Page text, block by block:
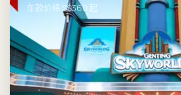
车款价格 S$360 起